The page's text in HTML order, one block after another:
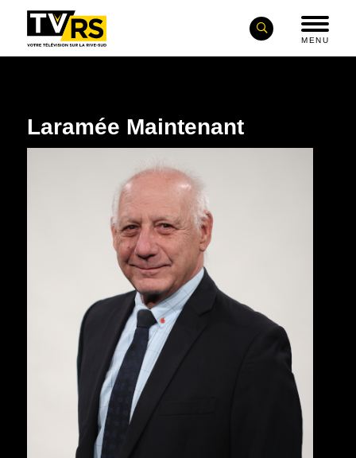
MENU
Laramée Maintenant